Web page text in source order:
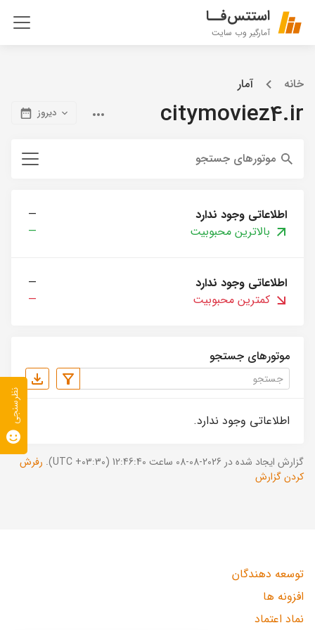
استتس‌فــا
آمارگیر وب سایت
خانه آمار
citymoviez4.ir دیروز
موتورهای جستجو
اطلاعاتی وجود ندارد
—
بالاترین محبوبیت
—
اطلاعاتی وجود ندارد
—
کمترین محبوبیت
—
موتورهای جستجو
اطلاعاتی وجود ندارد.
گزارش ایجاد شده در 2026-08-08 ساعت 12:46:40 (UTC +03:30).
رفرش
کردن گزارش
توسعه دهندگان
افزونه ها
نماد اعتماد
نظرسنجی